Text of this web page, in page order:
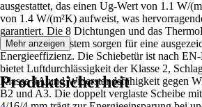
ausgestattet, das einen Ug-Wert von 1.1 W/
von 1.4 W/(m²K) aufweist, was
garantiert. Die 8 Dichtungen und das
Randverbundsystem sorgen für eine
Energieeffizienz. Die Schiebetür ist nach
bietet Luftdurchlässigkeit der Klasse 2,
Klasse 4A und Widerstandsfähigkeit gegen
B2 und A3. Die doppelt verglaste Scheibe
Mehr anzeigen
Produktsicherheit